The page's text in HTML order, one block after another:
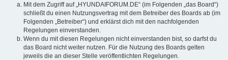
Mit dem Zugriff auf „HYUNDAIFORUM.DE“ (im Folgenden „das Board“)
schließt du einen Nutzungsvertrag mit dem Betreiber des Boards ab (im
Folgenden „Betreiber“) und erklärst dich mit den nachfolgenden
Regelungen einverstanden.
Wenn du mit diesen Regelungen nicht einverstanden bist, so darfst du
das Board nicht weiter nutzen. Für die Nutzung des Boards gelten
jeweils die an dieser Stelle veröffentlichten Regelungen.